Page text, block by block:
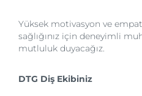
Yüksek motivasyon ve
sağlığınız için deneyimli
mutluluk duyacağız.
DTG Diş Ekibiniz